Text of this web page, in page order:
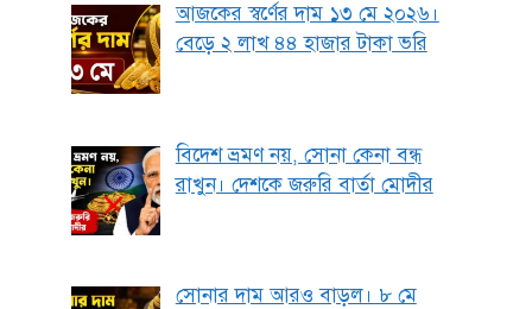
আজকের স্বর্ণের দাম ১৩ মে ২০২৬।
বেড়ে ২ লাখ ৪৪ হাজার টাকা ভরি
বিদেশ ভ্রমণ নয়, সোনা কেনা বন্ধ
রাখুন। দেশকে জরুরি বার্তা মোদীর
সোনার দাম আরও বাড়ল। ৮ মে